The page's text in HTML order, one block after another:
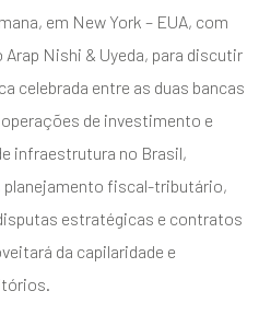
em New York – EUA, com
Nishi & Uyeda, para discutir
celebrada entre as duas bancas
de investimento e
infraestrutura no Brasil,
planejamento fiscal-tributário,
estratégicas e contratos
da capilaridade e